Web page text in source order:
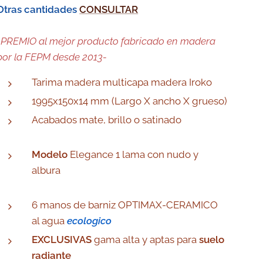
cantidadesCONSULTAR
al mejor producto fabricado en madera
la FEPM desde 2013-
Tarima madera multicapa madera Iroko
1995x150x14 mm (Largo X ancho X grueso)
Acabados mate, brillo o satinado
Modelo Elegance 1 lama con nudo y
albura
6 manos de barniz OPTIMAX-CERAMICO
al aguaecologico
EXCLUSIVAS gama alta y aptas parasuelo
radiante